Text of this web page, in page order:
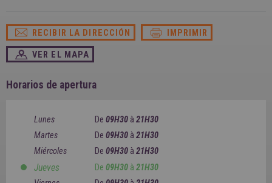
Français
GEORGIA
English
ქართული
Ελληνικά
English
English
SWITZERLAND
Deutsch
RECIBIR LA DIRECCIÓN IMPRIMIR
VER EL MAPA
Horarios de apertura
Lunes De 09H30 à 21H30
Martes
De 09H30 à 21H30
Miércoles
De 09H30 à 21H30
Jueves De 09H30 à 21H30